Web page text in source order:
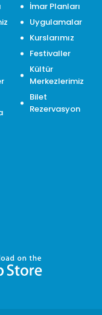
İmar Planları
Uygulamalar
Kurslarımız
Festivaller
Kültür
Merkezlerimiz
Bilet
Rezervasyon